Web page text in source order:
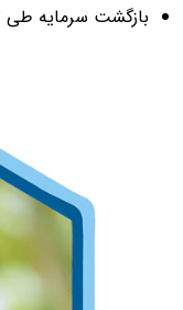
بازگشت سرمایه طی ۲ سال بر اساس قیمت های جهانی انرژی